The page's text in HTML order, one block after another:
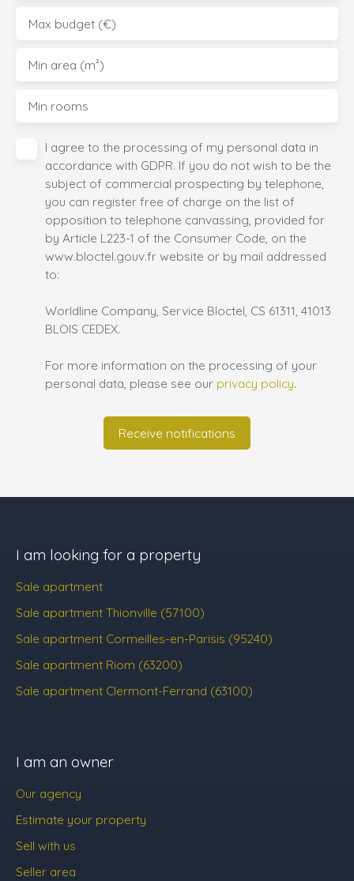
Max budget (€)
Min area (m²)
Min rooms
I agree to the processing of my personal data in
accordance with GDPR. If you do not wish to be the
subject of commercial prospecting by telephone,
you can register free of charge on the list of
opposition to telephone canvassing, provided for
by Article L223-1 of the Consumer Code, on the
www.bloctel.gouv.fr website or by mail addressed
to:
Worldline Company, Service Bloctel, CS 61311, 41013
BLOIS CEDEX.
For more information on the processing of your
personal data, please see our privacy policy.
Receive notifications
I am looking for a property
Sale apartment
Sale apartment Thionville (57100)
Sale apartment Cormeilles-en-Parisis (95240)
Sale apartment Riom (63200)
Sale apartment Clermont-Ferrand (63100)
I am an owner
Our agency
Estimate your property
Sell with us
Seller area